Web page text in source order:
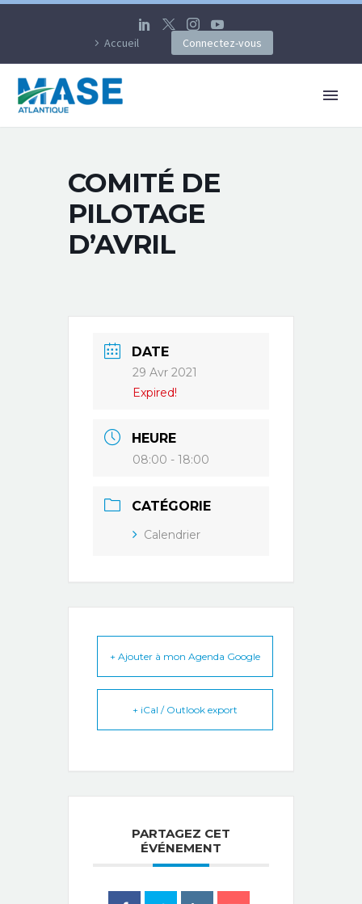
Accueil Connectez-vous
COMITÉ DE
PILOTAGE
D’AVRIL
DATE
29 Avr 2021
Expired!
HEURE
08:00 - 18:00
CATÉGORIE
Calendrier
+ Ajouter à mon Agenda Google
+ iCal / Outlook export
PARTAGEZ CET
ÉVÉNEMENT